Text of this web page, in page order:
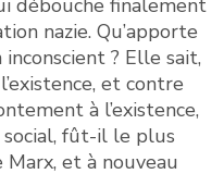
débouche finalement
nazie. Qu’apporte
? Elle sait,
et contre
à l’existence,
fût-il le plus
Marx, et à nouveau